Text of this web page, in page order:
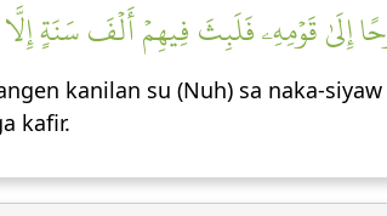
إِلَىٰ قَوۡمِهِۦ فَلَبِثَ فِيهِمۡ أَلۡفَ سَنَةٍ
kanilan su (Nuh) sa naka-
kafir.